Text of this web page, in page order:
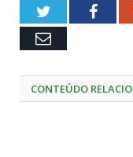
Twitter
Email
CONTEÚDO